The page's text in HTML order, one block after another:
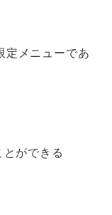
定メニューであ
ができる